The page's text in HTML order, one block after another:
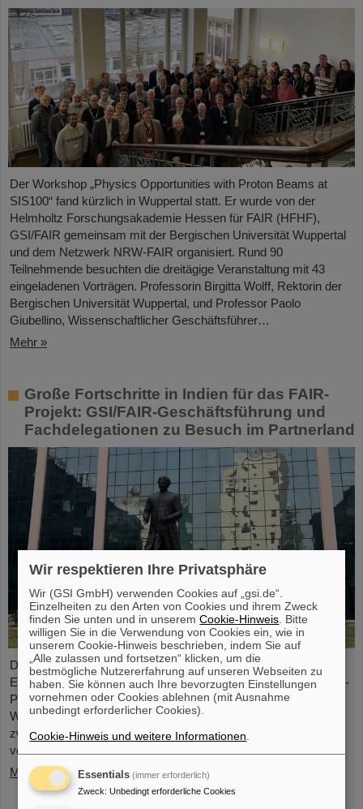
Der Workshop „Physics Opportunities with Proton Beams at
SIS100“ fand kürzlich in Wuppertal statt. Er wurde von der
Helmholtz Forschungsakademie Hessen für FAIR (HFHF),
GSI/FAIR gemeinsam mit der Bergischen Universität Wuppertal
und dem Netzwerk NRW-FAIR organisiert. Rund 90
Teilnehmende besuchten die dreitägige Veranstaltung mit 43
eingeladenen Vorträgen. Professorin Birgitta Wolff, Rektorin der
Bergischen Universität Wuppertal, und Professor Paolo
Giubellino, Wissenschaftlicher Geschäftsführer…
Mehr »
Große Fortschritte in Indien für das FAIR-
Projekt: GSI/FAIR-Geschäftsführung und
Fachdelegationen zu Besuch im Partnerland
Die Geschäftsführung von GSI und FAIR sowie
Expertendelegationen haben vor kurzem bei Besuchen im FAIR-
Partnerland wichtige Gespräche geführt, um entscheidende
Weichenstellungen für die weitere nachhaltige Zusammenarbeit
zwischen GSI/FAIR und Indien im Rahmen des FAIR-Projekts
vorzunehmen.
Mehr »
Wir respektieren Ihre Privatsphäre
Wir (GSI GmbH) verwenden Cookies auf „gsi.de“.
Einzelheiten zu den Arten von Cookies und ihrem Zweck
finden Sie unten und in unseremCookie-Hinweis . Bitte
willigen Sie in die Verwendung von Cookies ein, wie in
unserem Cookie-Hinweis beschrieben, indem Sie auf
„Alle zulassen und fortsetzen“ klicken, um die
bestmögliche Nutzererfahrung auf unseren Webseiten zu
haben. Sie können auch Ihre bevorzugten Einstellungen
vornehmen oder Cookies ablehnen (mit Ausnahme
unbedingt erforderlicher Cookies).
Cookie-Hinweis und weitere Informationen
Essentials (immer erforderlich)
Zweck: Unbedingt erforderliche Cookies